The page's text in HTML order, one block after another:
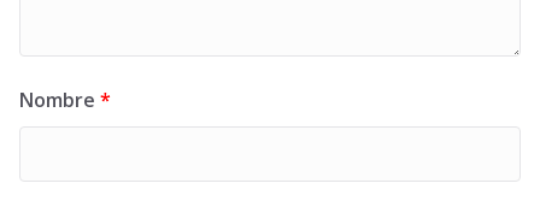
Nombre *